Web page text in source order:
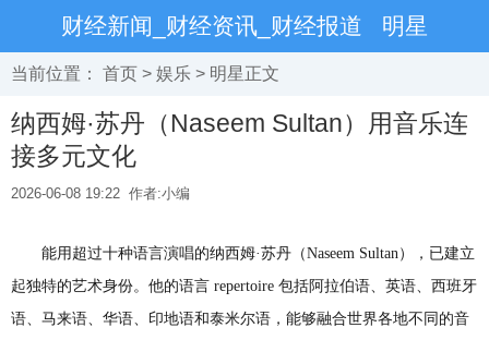
财经新闻_财经资讯_财经报道 明星
当前位置： 首页 > 娱乐 > 明星正文
纳西姆·苏丹（Naseem Sultan）用音乐连
接多元文化
2026-06-08 19:22 作者:小编
能用超过十种语言演唱的纳西姆·苏丹（Naseem Sultan），已建立
起独特的艺术身份。他的语言 repertoire 包括阿拉伯语、英语、西班牙
语、马来语、华语、印地语和泰米尔语，能够融合世界各地不同的音